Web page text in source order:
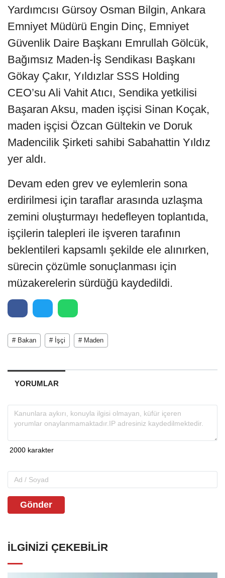
Yardımcısı Gürsoy Osman Bilgin, Ankara
Emniyet Müdürü Engin Dinç, Emniyet
Güvenlik Daire Başkanı Emrullah Gölcük,
Bağımsız Maden-İş Sendikası Başkanı
Gökay Çakır, Yıldızlar SSS Holding
CEO’su Ali Vahit Atıcı, Sendika yetkilisi
Başaran Aksu, maden işçisi Sinan Koçak,
maden işçisi Özcan Gültekin ve Doruk
Madencilik Şirketi sahibi Sabahattin Yıldız
yer aldı.
Devam eden grev ve eylemlerin sona
erdirilmesi için taraflar arasında uzlaşma
zemini oluşturmayı hedefleyen toplantıda,
işçilerin talepleri ile işveren tarafının
beklentileri kapsamlı şekilde ele alınırken,
sürecin çözümle sonuçlanması için
müzakerelerin sürdüğü kaydedildi.
# Bakan # İşçi # Maden
YORUMLAR
Gönder
İLGINIZI ÇEKEBILIR